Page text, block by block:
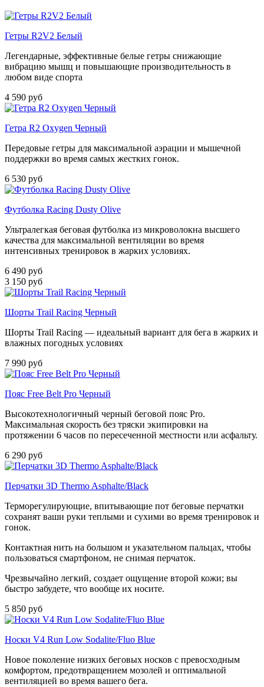
Гетры R2V2 Белый
Легендарные, эффективные белые гетры снижающие
вибрацию мышц и повышающие производительность в
любом виде спорта
4 590 руб
Гетра R2 Oxygen Черный
Передовые гетры для максимальной аэрации и мышечной
поддержки во время самых жестких гонок.
6 530 руб
Футболка Racing Dusty Olive
Ультралегкая беговая футболка из микроволокна высшего
качества для максимальной вентиляции во время
интенсивных тренировок в жарких условиях.
6 490 руб
3 150 руб
Шорты Trail Racing Черный
Шорты Trail Racing — идеальный вариант для бега в жарких и
влажных погодных условиях
7 990 руб
Пояс Free Belt Pro Черный
Высокотехнологичный черный беговой пояс Pro.
Максимальная скорость без тряски экипировки на
протяжении 6 часов по пересеченной местности или асфальту.
6 290 руб
Перчатки 3D Thermo Asphalte/Black
Терморегулирующие, впитывающие пот беговые перчатки
сохранят ваши руки теплыми и сухими во время тренировок и
гонок.
Контактная нить на большом и указательном пальцах, чтобы
пользоваться смартфоном, не снимая перчаток.
Чрезвычайно легкий, создает ощущение второй кожи; вы
быстро забудете, что вообще их носите.
5 850 руб
Носки V4 Run Low Sodalite/Fluo Blue
Новое поколение низких беговых носков с превосходным
комфортом, предотвращением мозолей и оптимальной
вентиляцией во время вашего бега.